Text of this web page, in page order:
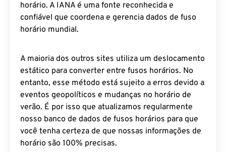
horário. A IANA é uma fonte reconhecida e
confiável que coordena e gerencia dados de fuso
horário mundial.
A maioria dos outros sites utiliza um deslocamento
estático para converter entre fusos horários. No
entanto, esse método está sujeito a erros devido a
eventos geopolíticos e mudanças no horário de
verão. É por isso que atualizamos regularmente
nosso banco de dados de fusos horários para que
você tenha certeza de que nossas informações de
horário são 100% precisas.